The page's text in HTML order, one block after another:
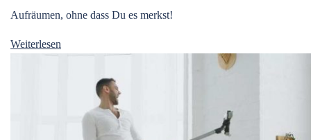
Aufräumen, ohne dass Du es merkst!
Weiterlesen